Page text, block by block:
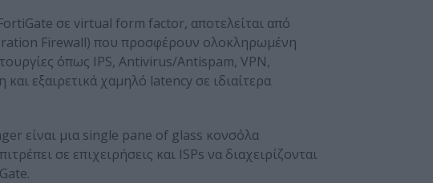
σε virtual form factor, αποτελείται από
Firewall) που προσφέρουν ολοκληρωμένη
όπως IPS, Antivirus/Antispam, VPN,
εξαιρετικά χαμηλό latency σε ιδιαίτερα
είναι μια single pane of glass κονσόλα
σε επιχειρήσεις και ISPs να διαχειρίζονται